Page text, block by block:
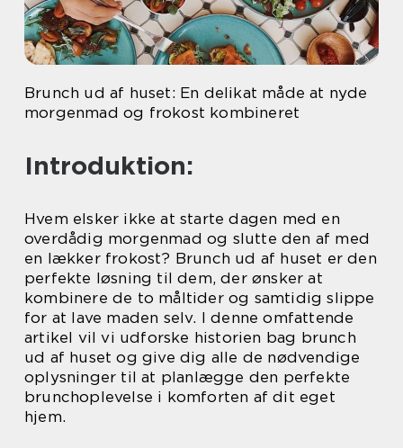
Brunch ud af huset: En delikat måde at nyde
morgenmad og frokost kombineret
Introduktion:
Hvem elsker ikke at starte dagen med en
overdådig morgenmad og slutte den af med
en lækker frokost? Brunch ud af huset er den
perfekte løsning til dem, der ønsker at
kombinere de to måltider og samtidig slippe
for at lave maden selv. I denne omfattende
artikel vil vi udforske historien bag brunch
ud af huset og give dig alle de nødvendige
oplysninger til at planlægge den perfekte
brunchoplevelse i komforten af dit eget
hjem.